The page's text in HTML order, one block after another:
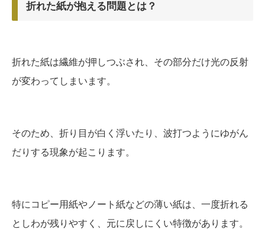
折れた紙が抱える問題とは？
折れた紙は繊維が押しつぶされ、その部分だけ光の反射
が変わってしまいます。
そのため、折り目が白く浮いたり、波打つようにゆがん
だりする現象が起こります。
特にコピー用紙やノート紙などの薄い紙は、一度折れる
としわが残りやすく、元に戻しにくい特徴があります。